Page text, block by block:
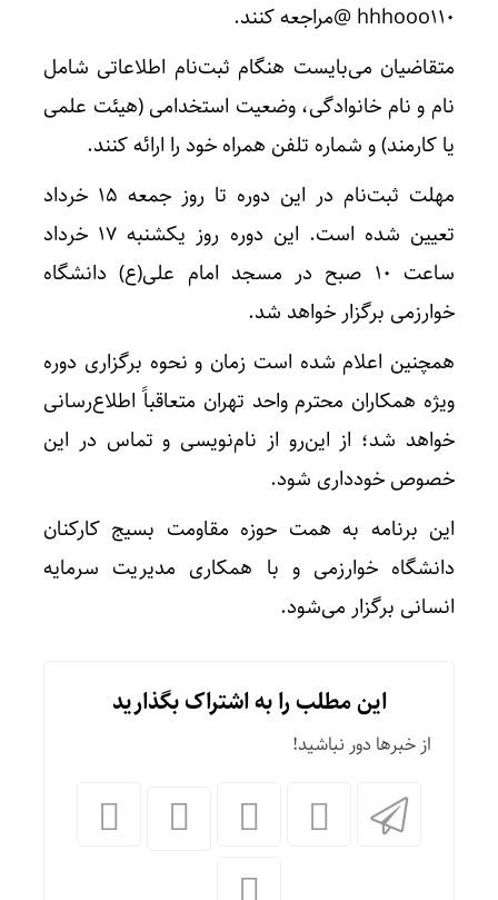
hhhooo۱۱۰ @مراجعه کنند.
متقاضیان می‌بایست هنگام ثبت‌نام اطلاعاتی شامل
نام و نام خانوادگی، وضعیت استخدامی (هیئت علمی
یا کارمند) و شماره تلفن همراه خود را ارائه کنند.
مهلت ثبت‌نام در این دوره تا روز جمعه ۱۵ خرداد
تعیین شده است. این دوره روز یکشنبه ۱۷ خرداد
ساعت ۱۰ صبح در مسجد امام علی(ع) دانشگاه
خوارزمی برگزار خواهد شد.
همچنین اعلام شده است زمان و نحوه برگزاری دوره
ویژه همکاران محترم واحد تهران متعاقباً اطلاع‌رسانی
خواهد شد؛ از این‌رو از نام‌نویسی و تماس در این
خصوص خودداری شود.
این برنامه به همت حوزه مقاومت بسیج کارکنان
دانشگاه خوارزمی و با همکاری مدیریت سرمایه
انسانی برگزار می‌شود.
این مطلب را به اشتراک بگذارید
از خبرها دور نباشید!